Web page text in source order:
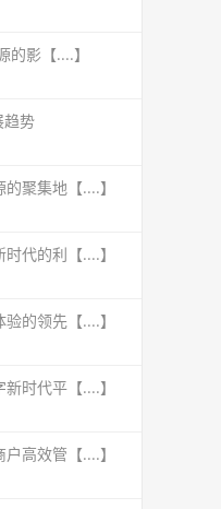
影【....】
趋势
聚集地【....】
代的利【....】
的领先【....】
时代平【....】
高效管【....】